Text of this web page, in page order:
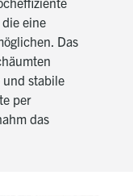
eine
Das
stabile
per
das